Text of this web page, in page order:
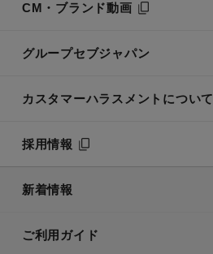
CM・ブランド動画
グループセブジャパン
カスタマーハラスメントについて
採用情報
新着情報
ご利用ガイド